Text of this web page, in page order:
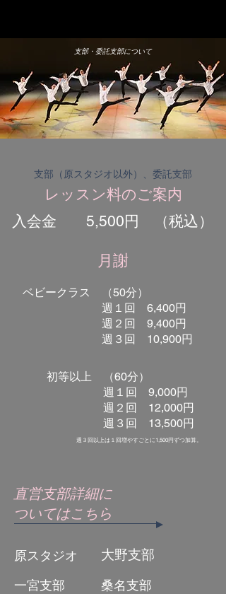
支部・委託支部について
​支部（原スタジオ以外）、委託支部
​レッスン料のご案内
入会金 5,500円 （税込）
​月謝
ベビークラス （50分）
週１回 6,400円
週２回 9,400円
​ 週３回 10,900円
​初等以上 （60分）
週１回 9,000円
週２回 12,000円
​ 週３回 13,500円
​週３回以上は１回増やすごとに1,500円ずつ加算。
直営支部詳細に
ついてはこちら
​原スタジオ
一宮支部
大野支部
桑名支部